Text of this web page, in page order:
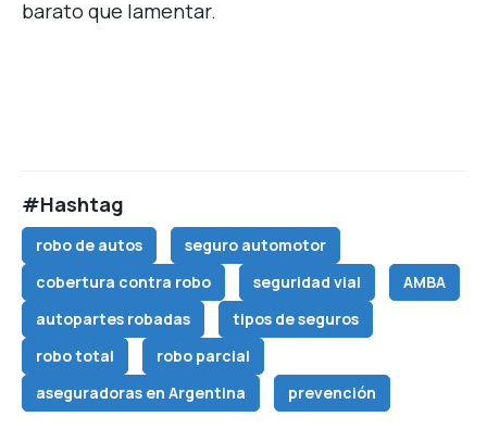
barato que lamentar.
#Hashtag
robo de autos
seguro automotor
cobertura contra robo
seguridad vial
AMBA
autopartes robadas
tipos de seguros
robo total
robo parcial
aseguradoras en Argentina
prevención